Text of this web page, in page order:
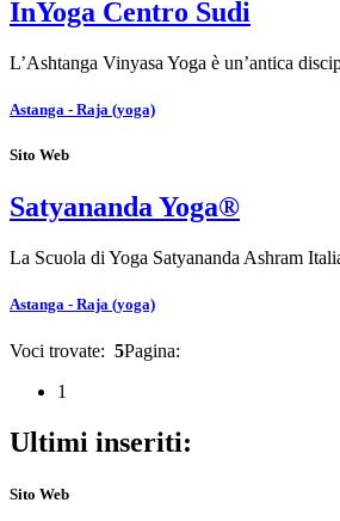
InYoga Centro Sudi
L’Ashtanga Vinyasa Yoga è un’antica
Astanga - Raja (yoga)
Sito Web
Satyananda Yoga®
La Scuola di Yoga Satyananda Ashram
Astanga - Raja (yoga)
Voci trovate: 5Pagina:
1
Ultimi inseriti:
Sito Web